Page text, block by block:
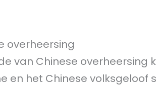
overheersing
van Chinese overheersing
en het Chinese volksgeloof